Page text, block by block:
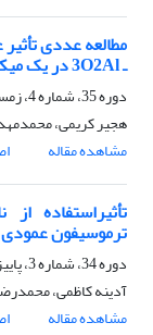
مطالعه عددی
ـ 3O2Al در یک میکروکانال
دوره 35، شماره 4، زمستان 1395، صفحه
هجیر کریمی،
مشاهده مقاله
تأثیراستفاده
ترموسیفون عمودی
دوره 34، شماره 3، پاییز 1394، صفحه
آدینه کاظمی،
مشاهده مقاله